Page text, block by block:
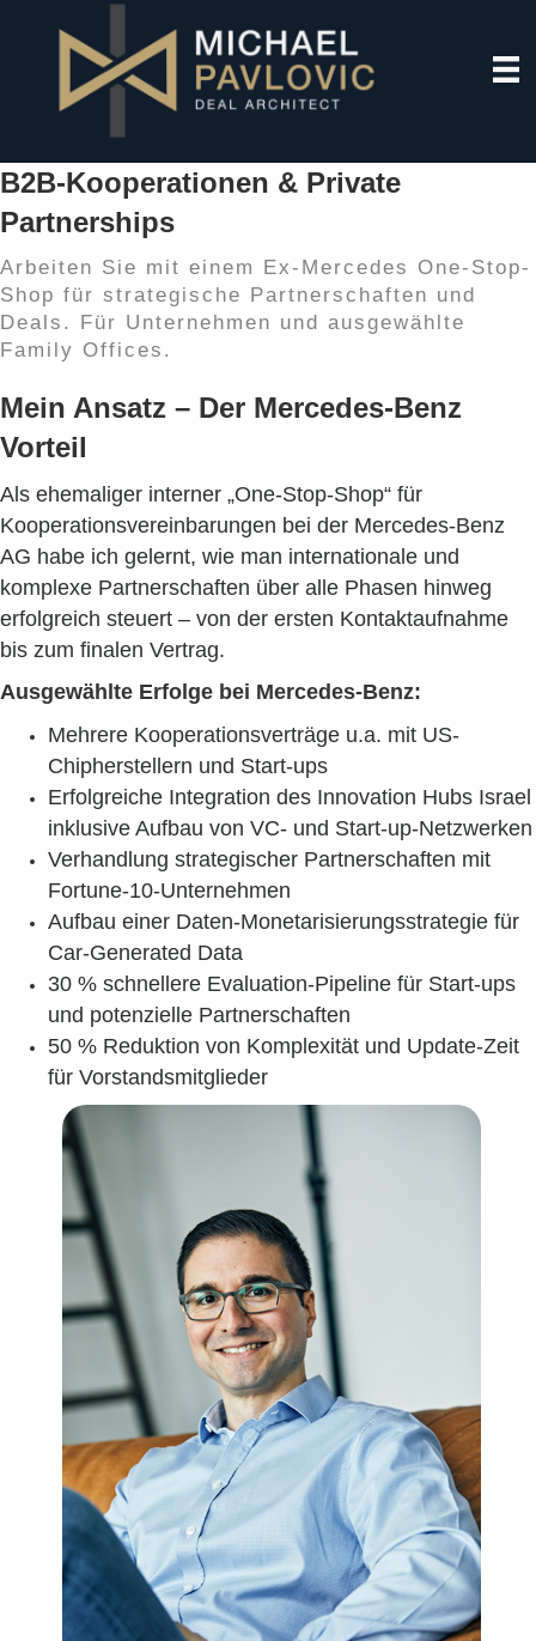
B2B-Kooperationen & Private
Partnerships
Arbeiten Sie mit einem Ex-Mercedes One-Stop-
Shop für strategische Partnerschaften und
Deals. Für Unternehmen und ausgewählte
Family Offices.
Mein Ansatz – Der Mercedes-Benz
Vorteil
Als ehemaliger interner „One-Stop-Shop“ für
Kooperationsvereinbarungen bei der Mercedes-Benz
AG habe ich gelernt, wie man internationale und
komplexe Partnerschaften über alle Phasen hinweg
erfolgreich steuert – von der ersten Kontaktaufnahme
bis zum finalen Vertrag.
Ausgewählte Erfolge bei Mercedes-Benz:
Mehrere Kooperationsverträge u.a. mit US-
Chipherstellern und Start-ups
Erfolgreiche Integration des Innovation Hubs Israel
inklusive Aufbau von VC- und Start-up-Netzwerken
Verhandlung strategischer Partnerschaften mit
Fortune-10-Unternehmen
Aufbau einer Daten-Monetarisierungsstrategie für
Car-Generated Data
30 % schnellere Evaluation-Pipeline für Start-ups
und potenzielle Partnerschaften
50 % Reduktion von Komplexität und Update-Zeit
für Vorstandsmitglieder